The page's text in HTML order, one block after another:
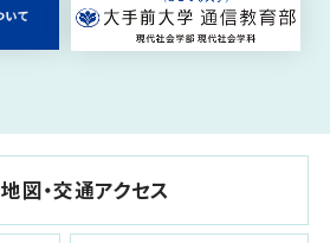
地図・交通アクセス